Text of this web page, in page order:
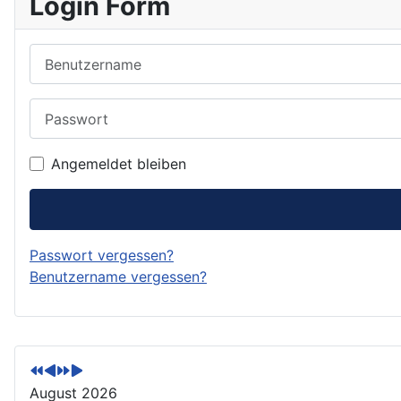
V
o
r
V
o
r
N
ä
c
N
ä
c
August 2026
Angemeldet bleiben
Passwort vergessen?
Benutzername vergessen?